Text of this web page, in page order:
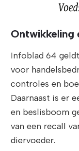
Ontwikkeling
Infoblad 64
voor
controles en
Daarnaast is er
en beslisboom
van een recall
diervoeder.